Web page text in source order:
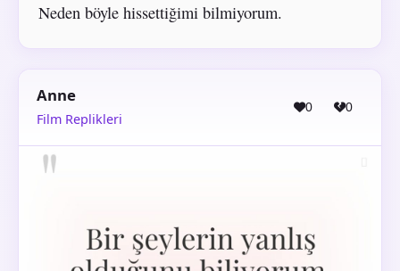
Neden böyle hissettiğimi bilmiyorum.
Anne
Film Replikleri
0 0